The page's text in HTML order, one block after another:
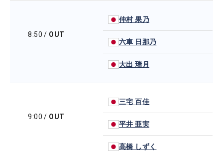
8:50 / OUT
仲村 果乃
六車 日那乃
大出 瑞月
9:00 / OUT
三宅 百佳
平井 亜実
高橋 しずく